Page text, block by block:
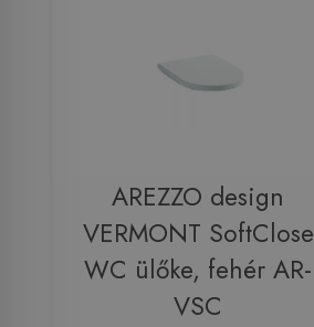
AREZZO design
VERMONT SoftClose
WC ülőke, fehér AR-
VSC